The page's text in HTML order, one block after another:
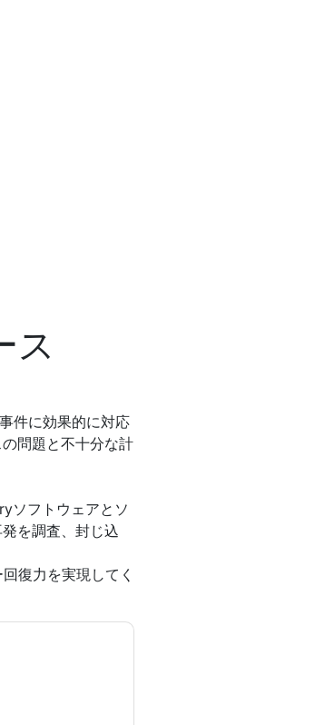
ス
件に効果的に対応
問題と不十分な計
ソフトウェアとソ
を調査、封じ込
復力を実現してく